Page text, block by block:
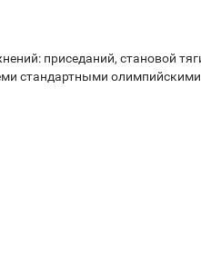
приседаний, становой
стандартными